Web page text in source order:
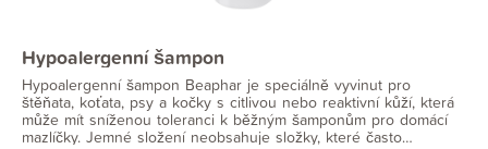
Hypoalergenní šampon
Hypoalergenní šampon Beaphar je speciálně vyvinut pro
štěňata, koťata, psy a kočky s citlivou nebo reaktivní kůží, která
může mít sníženou toleranci k běžným šamponům pro domácí
mazlíčky. Jemné složení neobsahuje složky, které často